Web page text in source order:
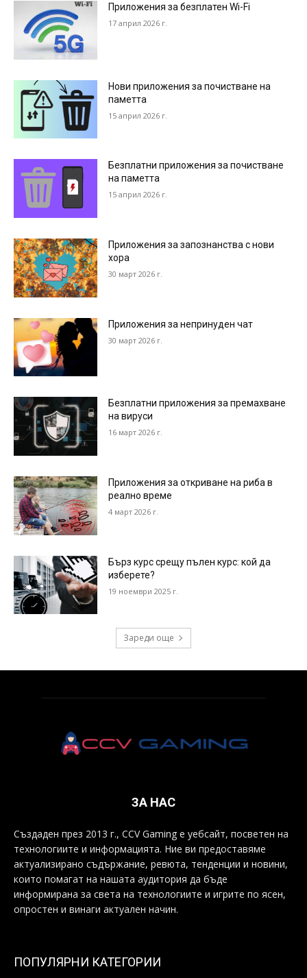
Приложения за безплатен Wi-Fi
17 април 2026 г.
Нови приложения за почистване на
паметта
15 април 2026 г.
Безплатни приложения за почистване
на паметта
15 април 2026 г.
Приложения за запознанства с нови
хора
30 март 2026 г.
Приложения за непринуден чат
30 март 2026 г.
Безплатни приложения за премахване
на вируси
16 март 2026 г.
Приложения за откриване на риба в
реално време
4 март 2026 г.
Бърз курс срещу пълен курс: кой да
изберете?
19 ноември 2025 г.
Зареди още
ЗА НАС
Създаден през 2013 г., CCV Gaming е уебсайт, посветен на
технологиите и информацията. Ние ви предоставяме
актуализирано съдържание, ревюта, тенденции и новини,
които помагат на нашата аудитория да бъде
информирана за света на технологиите и игрите по ясен,
опростен и винаги актуален начин.
ПОПУЛЯРНИ КАТЕГОРИИ